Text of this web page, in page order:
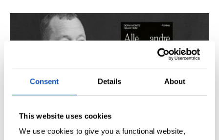
Consent Details About
This website uses cookies
We use cookies to give you a functional website,
SÅ DU NRK-DOKUMENTAREN «AGENTEN»?
Didrik M. Hallstrøm: – Alt det med CIA